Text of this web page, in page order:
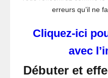
erreurs qu’il ne
Cliquez-ici
avec
Débuter et